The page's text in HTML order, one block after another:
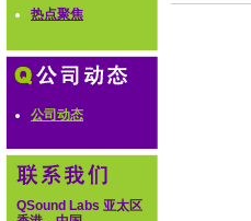
热点聚焦
公司动态
QSound Labs 亚太区